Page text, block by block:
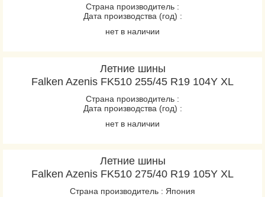
Страна производитель :
Дата производства (год) :
нет в наличии
Летние шины
Falken Azenis FK510 255/45 R19 104Y XL
Страна производитель :
Дата производства (год) :
нет в наличии
Летние шины
Falken Azenis FK510 275/40 R19 105Y XL
Страна производитель : Япония